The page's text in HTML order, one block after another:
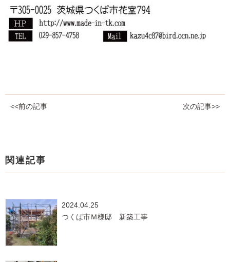
<<前の記事 次の記事>>
関連記事
2024.04.25
つくば市Ｍ様邸 新築工事